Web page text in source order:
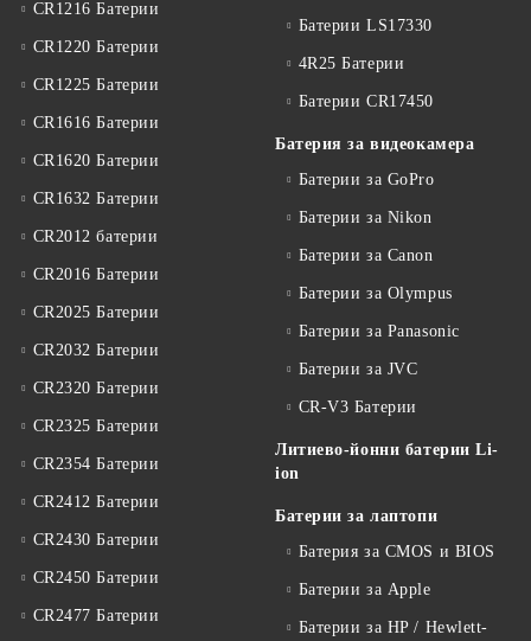
CR1216 Батерии
CR1220 Батерии
CR1225 Батерии
CR1616 Батерии
CR1620 Батерии
CR1632 Батерии
CR2012 батерии
CR2016 Батерии
CR2025 Батерии
CR2032 Батерии
CR2320 Батерии
CR2325 Батерии
CR2354 Батерии
CR2412 Батерии
CR2430 Батерии
CR2450 Батерии
CR2477 Батерии
Батерии LS17330
4R25 Батерии
Батерии CR17450
Батерия за видеокамера
Батерии за GoPro
Батерии за Nikon
Батерии за Canon
Батерии за Olympus
Батерии за Panasonic
Батерии за JVC
CR-V3 Батерии
Литиево-йонни батерии Li-
ion
Батерии за лаптопи
Батерия за CMOS и BIOS
Батерии за Apple
Батерии за HP / Hewlett-